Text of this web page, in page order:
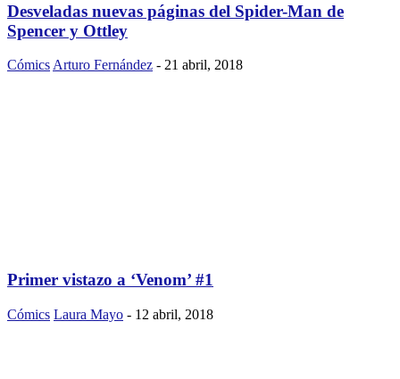
Desveladas nuevas páginas del Spider-Man de
Spencer y Ottley
Cómics Arturo Fernández - 21 abril, 2018
Primer vistazo a ‘Venom’ #1
Cómics Laura Mayo - 12 abril, 2018